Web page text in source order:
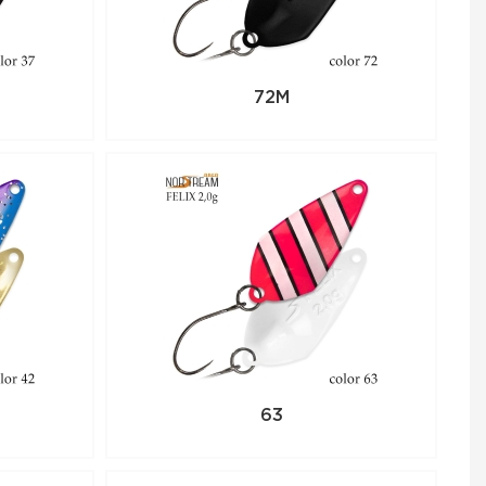
72M
63